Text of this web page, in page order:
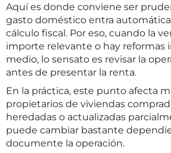
Aquí es donde conviene ser
gasto doméstico entra
cálculo fiscal. Por eso, cuando la
importe relevante o hay reformas
medio, lo sensato es revisar la
antes de presentar la renta.
En la práctica, este punto afecta
propietarios de viviendas
heredadas o actualizadas
puede cambiar bastante
documente la operación.